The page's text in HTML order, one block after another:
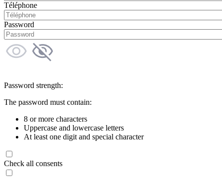
Téléphone
Password
Password strength:
The password must contain:
8 or more characters
Uppercase and lowercase letters
At least one digit and special character
Check all consents